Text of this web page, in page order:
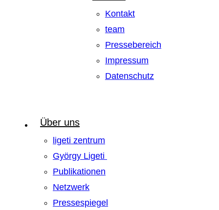
Kontakt
team
Pressebereich
Impressum
Datenschutz
Über uns
ligeti zentrum
György Ligeti
Publikationen
Netzwerk
Pressespiegel